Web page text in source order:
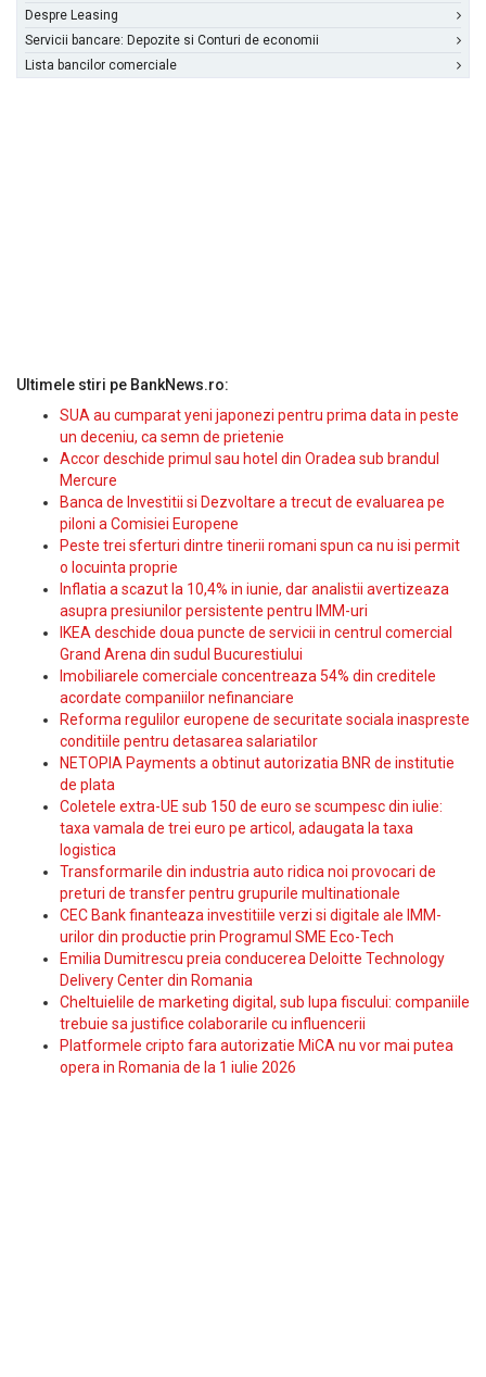
Despre Leasing
Servicii bancare: Depozite si Conturi de economii
Lista bancilor comerciale
Ultimele stiri pe BankNews.ro:
SUA au cumparat yeni japonezi pentru prima data in peste
un deceniu, ca semn de prietenie
Accor deschide primul sau hotel din Oradea sub brandul
Mercure
Banca de Investitii si Dezvoltare a trecut de evaluarea pe
piloni a Comisiei Europene
Peste trei sferturi dintre tinerii romani spun ca nu isi permit
o locuinta proprie
Inflatia a scazut la 10,4% in iunie, dar analistii avertizeaza
asupra presiunilor persistente pentru IMM-uri
IKEA deschide doua puncte de servicii in centrul comercial
Grand Arena din sudul Bucurestiului
Imobiliarele comerciale concentreaza 54% din creditele
acordate companiilor nefinanciare
Reforma regulilor europene de securitate sociala inaspreste
conditiile pentru detasarea salariatilor
NETOPIA Payments a obtinut autorizatia BNR de institutie
de plata
Coletele extra-UE sub 150 de euro se scumpesc din iulie:
taxa vamala de trei euro pe articol, adaugata la taxa
logistica
Transformarile din industria auto ridica noi provocari de
preturi de transfer pentru grupurile multinationale
CEC Bank finanteaza investitiile verzi si digitale ale IMM-
urilor din productie prin Programul SME Eco-Tech
Emilia Dumitrescu preia conducerea Deloitte Technology
Delivery Center din Romania
Cheltuielile de marketing digital, sub lupa fiscului: companiile
trebuie sa justifice colaborarile cu influencerii
Platformele cripto fara autorizatie MiCA nu vor mai putea
opera in Romania de la 1 iulie 2026